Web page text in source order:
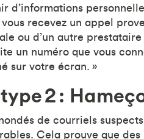
d’informations
recevez un appel
ou d’un autre
un numéro que vous
sur votre écran. »
2 :
de courriels
Cela prouve que